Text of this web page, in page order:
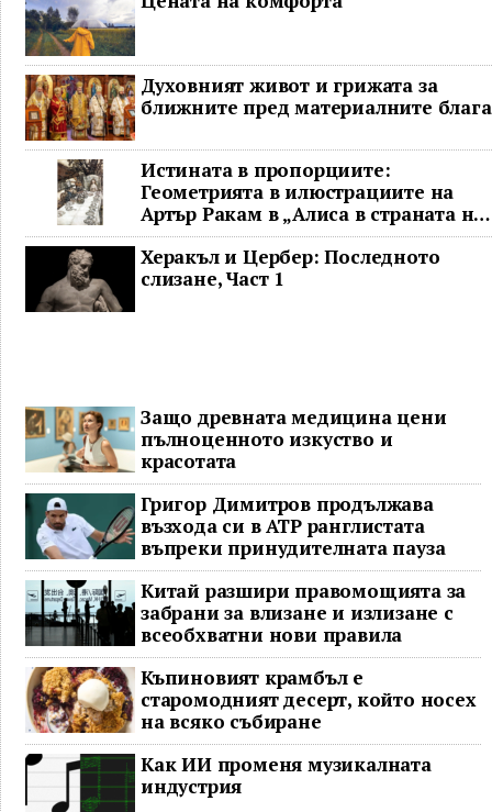
Духовният живот и грижата за
ближните пред материалните блага
Истината в пропорциите:
Геометрията в илюстрациите на
Артър Ракам в „Алиса в страната на
чудесата“ и творчеството му
Херакъл и Цербер: Последното
слизане, Част 1
Защо древната медицина цени
пълноценното изкуство и
красотата
Григор Димитров продължава
възхода си в ATP ранглистата
въпреки принудителната пауза
Китай разшири правомощията за
забрани за влизане и излизане с
всеобхватни нови правила
Къпиновият крамбъл е
старомодният десерт, който носех
на всяко събиране
Как ИИ променя музикалната
индустрия